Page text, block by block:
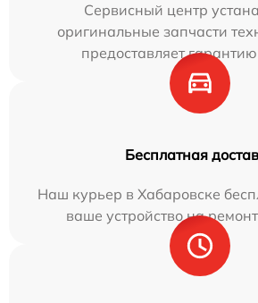
Сервисный центр
оригинальные запчасти
предоставляет
Бесплатная
Наш курьер в Хабаровске
ваше устройство на